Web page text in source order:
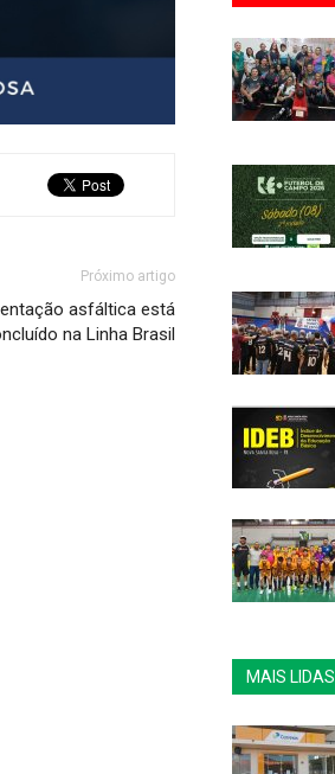
Próximo artigo
asfáltica está
na Linha Brasil
MAIS LIDAS